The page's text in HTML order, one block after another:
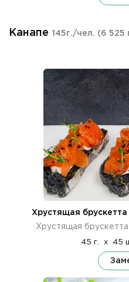
Канапе 145г./чел. (6 525
Хрустящая
Хрустящая
45 г. x 45